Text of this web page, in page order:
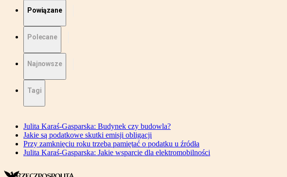
Powiązane
Polecane
Najnowsze
Tagi
Julita Karaś-Gasparska: Budynek czy budowla?
Jakie są podatkowe skutki emisji obligacji
Przy zamknięciu roku trzeba pamiętać o podatku u źródła
Julita Karaś-Gasparska: Jakie wsparcie dla elektromobilności